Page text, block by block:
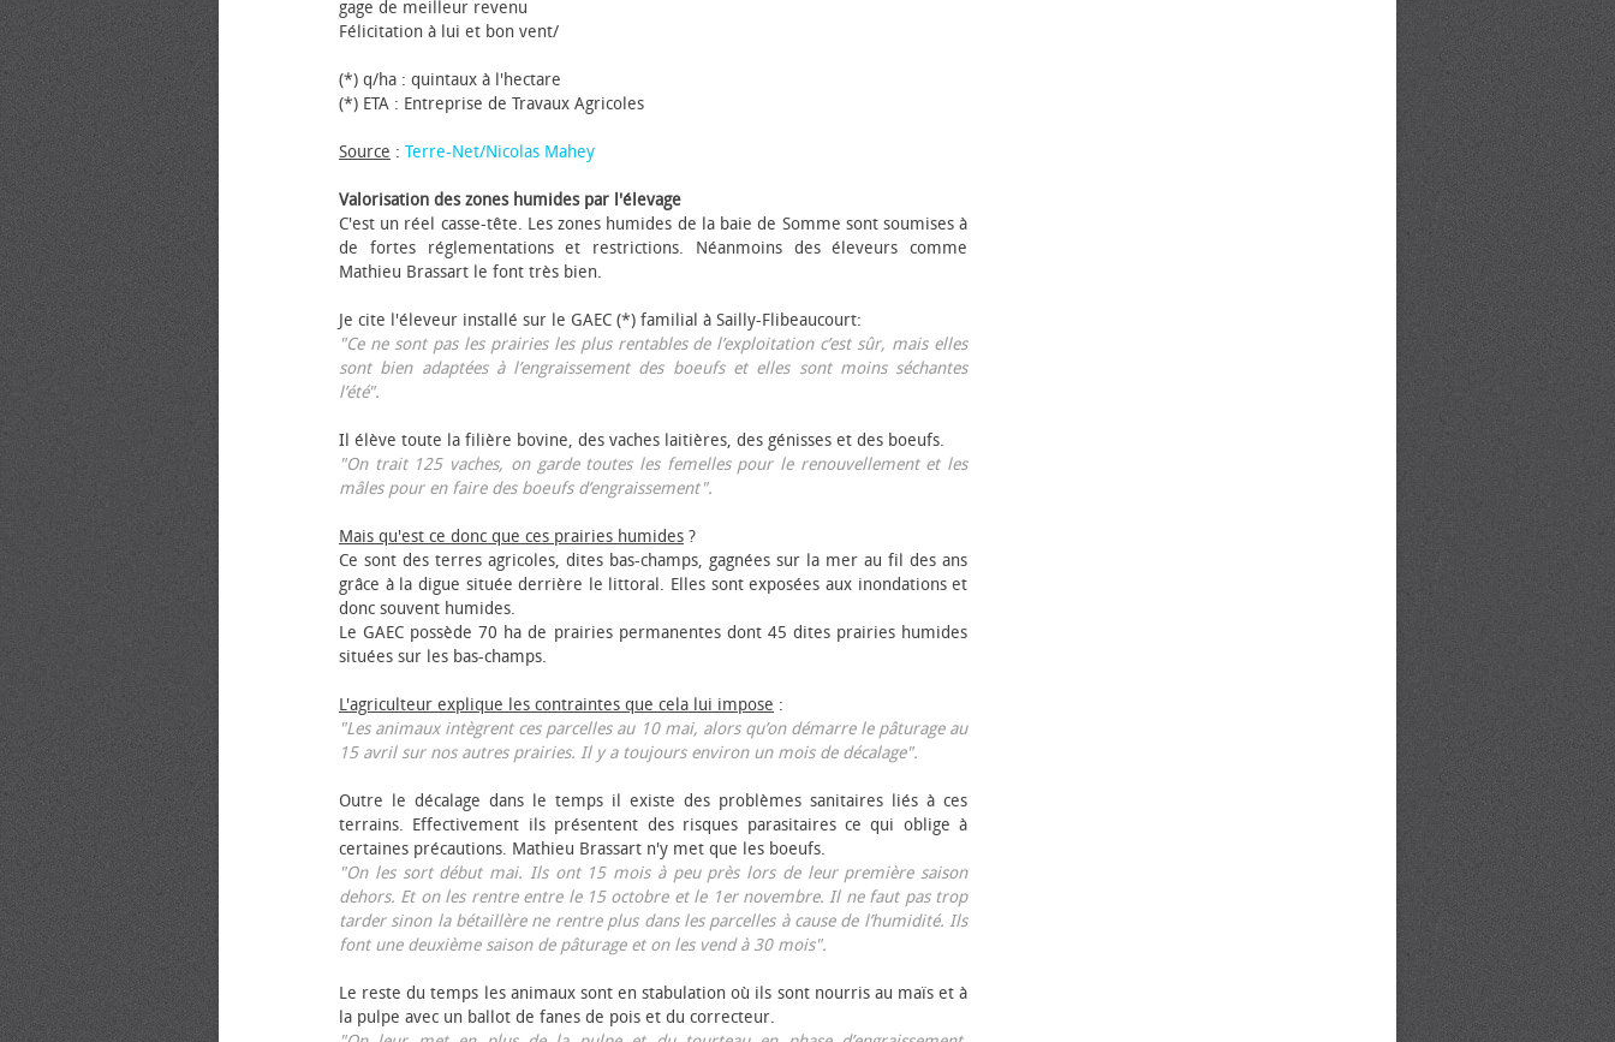
gage de meilleur revenu
Félicitation à lui et bon vent/
(*) q/ha : quintaux à l'hectare
(*) ETA : Entreprise de Travaux Agricoles
Source : Terre-Net/Nicolas Mahey
Valorisation des zones humides par l'élevage
C'est un réel casse-tête. Les zones humides de la baie de Somme sont soumises à
de fortes réglementations et restrictions. Néanmoins des éleveurs comme
Mathieu Brassart le font très bien.
Je cite l'éleveur installé sur le GAEC (*) familial à Sailly-Flibeaucourt:
"Ce ne sont pas les prairies les plus rentables de l’exploitation c’est sûr, mais elles
sont bien adaptées à l’engraissement des bœufs et elles sont moins séchantes
l’été".
Il élève toute la filière bovine, des vaches laitières, des génisses et des bœufs.
"On trait 125 vaches, on garde toutes les femelles pour le renouvellement et les
mâles pour en faire des bœufs d’engraissement".
Mais qu'est ce donc que ces prairies humides ?
Ce sont des terres agricoles, dites bas-champs, gagnées sur la mer au fil des ans
grâce à la digue située derrière le littoral. Elles sont exposées aux inondations et
donc souvent humides.
Le GAEC possède 70 ha de prairies permanentes dont 45 dites prairies humides
situées sur les bas-champs.
L'agriculteur explique les contraintes que cela lui impose :
"Les animaux intègrent ces parcelles au 10 mai, alors qu’on démarre le pâturage au
15 avril sur nos autres prairies. Il y a toujours environ un mois de décalage".
Outre le décalage dans le temps il existe des problèmes sanitaires liés à ces
terrains. Effectivement ils présentent des risques parasitaires ce qui oblige à
certaines précautions. Mathieu Brassart n'y met que les bœufs.
"On les sort début mai. Ils ont 15 mois à peu près lors de leur première saison
dehors. Et on les rentre entre le 15 octobre et le 1er novembre. Il ne faut pas trop
tarder sinon la bétaillère ne rentre plus dans les parcelles à cause de l’humidité. Ils
font une deuxième saison de pâturage et on les vend à 30 mois".
Le reste du temps les animaux sont en stabulation où ils sont nourris au maïs et à
la pulpe avec un ballot de fanes de pois et du correcteur.